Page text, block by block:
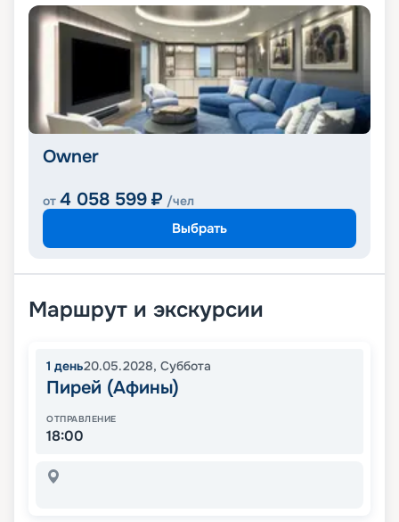
Owner
от 4 058 599 ₽ /чел
Выбрать
Маршрут и экскурсии
1 день20.05.2028, Суббота
Пирей (Афины)
ОТПРАВЛЕНИЕ
18:00